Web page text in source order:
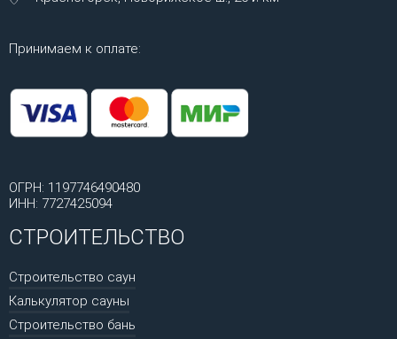
Принимаем к оплате:
ОГРН: 1197746490480
ИНН: 7727425094
СТРОИТЕЛЬСТВО
Строительство саун
Калькулятор сауны
Строительство бань